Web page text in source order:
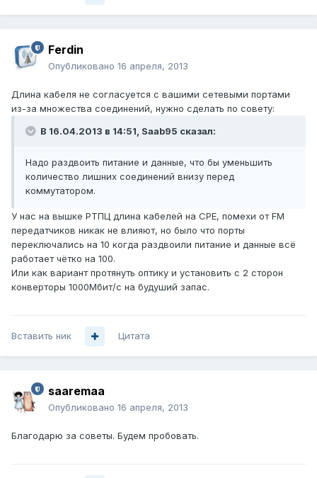
Ferdin
Опубликовано 16 апреля, 2013
Длина кабеля не согласуется с вашими сетевыми портами
из-за множества соединений, нужно сделать по совету:
В 16.04.2013 в 14:51, Saab95 сказал:
Надо раздвоить питание и данные, что бы уменьшить
количество лишних соединений внизу перед
коммутатором.
У нас на вышке РТПЦ длина кабелей на CPE, помехи от FM
передатчиков никак не влияют, но было что порты
переключались на 10 когда раздвоили питание и данные всё
работает чётко на 100.
Или как вариант протянуть оптику и установить с 2 сторон
конверторы 1000Мбит/с на будуший запас.
Вставить ник Цитата
saaremaa
Опубликовано 16 апреля, 2013
Благодарю за советы. Будем пробовать.